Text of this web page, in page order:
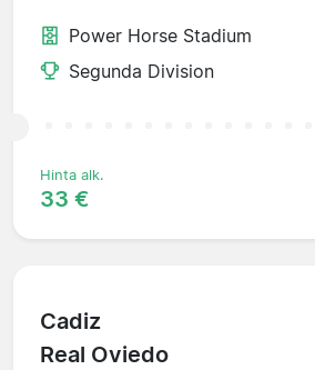
Power Horse Stadium
Segunda Division
Hinta alk.
33 €
Cadiz
Real Oviedo